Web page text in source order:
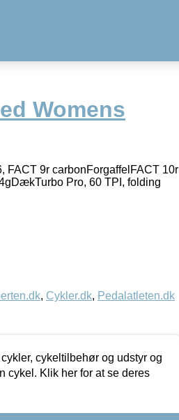
Womens
FACT 9r carbonForgaffelFACT 10r
Pro, 60 TPI, folding
, Cykler.dk, Pedalatleten.dk
cykeltilbehør og udstyr og
cykel. Klik her for at se deres